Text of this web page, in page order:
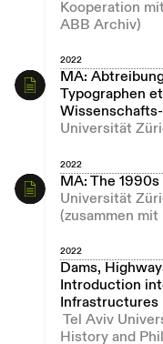
Kooperation
ABB Archiv)
2022
MA:
Typographen
Universität
2022
MA: The
Universität
(zusammen
2022
Dams,
Introduction
Infrastructures
Tel Aviv
History and